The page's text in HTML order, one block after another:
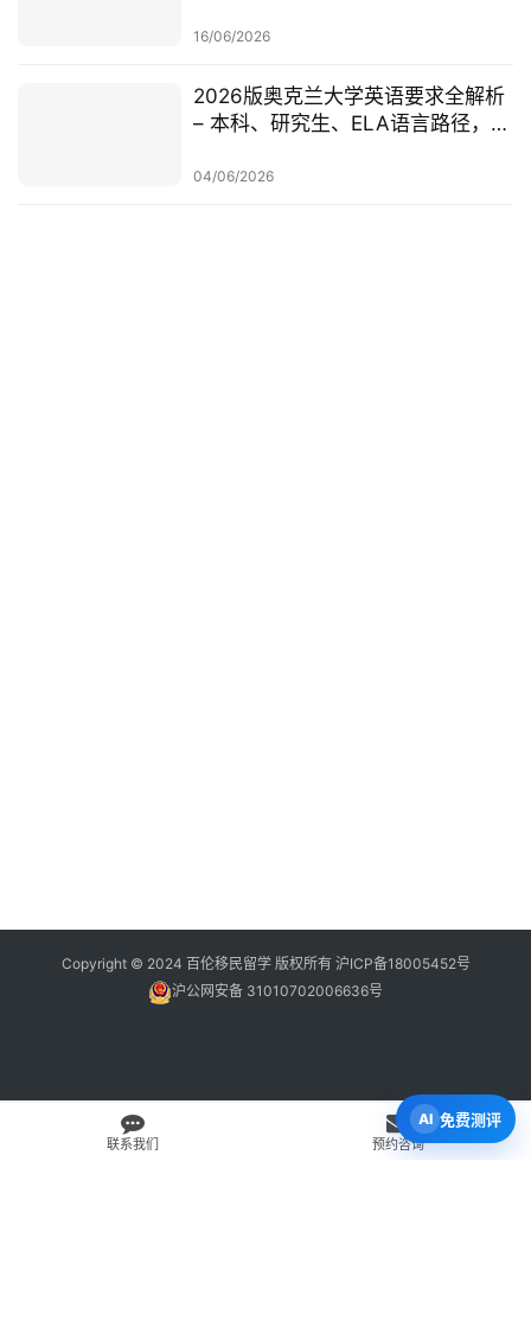
16/06/2026
2026版奥克兰大学英语要求全解析
– 本科、研究生、ELA语言路径，一
04/06/2026
Copyright © 2024 百伦移民留学 版权所有 沪ICP备18005452号
沪公网安备 31010702006636号
联系我们 预约咨询
免费测评